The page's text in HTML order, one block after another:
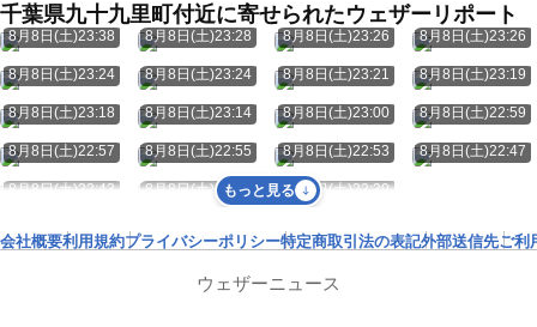
千葉県九十九里町付近に寄せられたウェザーリポート
8月8日(土)23:38 8月8日(土)23:28 8月8日(土)23:26 8月8日(土)23:26
8月8日(土)23:24 8月8日(土)23:24 8月8日(土)23:21 8月8日(土)23:19
8月8日(土)23:18 8月8日(土)23:14 8月8日(土)23:00 8月8日(土)22:59
8月8日(土)22:57 8月8日(土)22:55 8月8日(土)22:53 8月8日(土)22:47
8月8日(土)22:43 8月8日(土)22:41 8月8日(土)22:39
もっと見る
会社概要利用規約プライバシーポリシー特定商取引法の表記外部送信先ご利
ウェザーニュース